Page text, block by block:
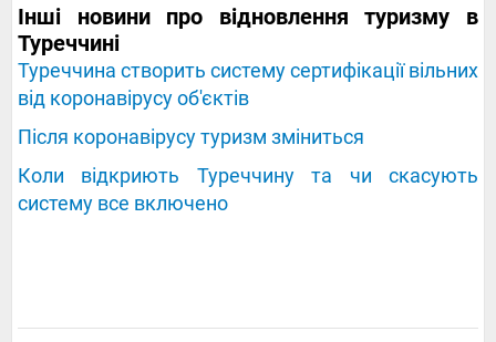
Інші новини про відновлення туризму в
Туреччині
Туреччина створить систему сертифікації вільних
від коронавірусу об'єктів
Після коронавірусу туризм зміниться
Коли відкриють Туреччину та чи скасують
систему все включено